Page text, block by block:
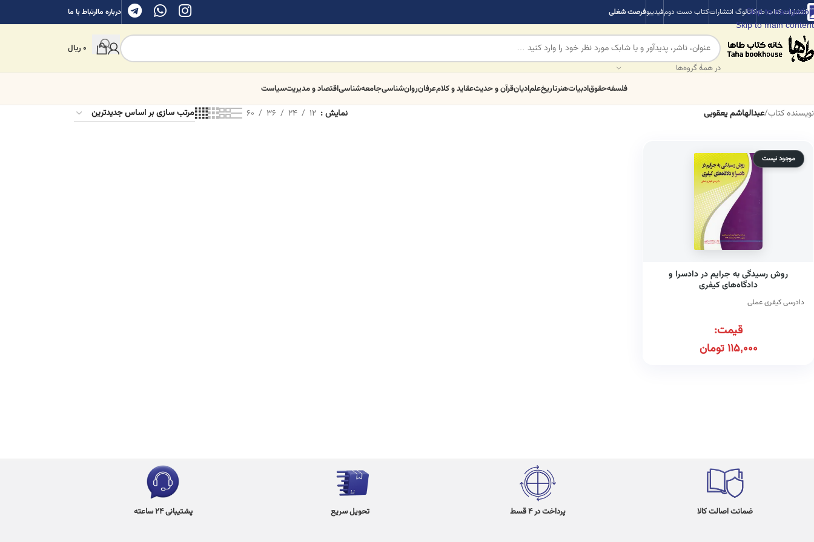
Skip to navigation
Skip to main content
انتشارات کتاب طهکاتالوگ انتشاراتکتاب دست دومفیدیبوفرصت شغلی درباره ماارتباط با ما
در همهٔ گروه‌ها
0ریال
فلسفهحقوقادبیاتهنرتاریخعلمادیانقرآن و حدیثعقاید و کلامعرفانروان‌شناسیجامعه‌شناسیاقتصاد و مدیریتسیاست
نویسنده کتاب/عبدالهاشم یعقوبی نمایش 12
24
36
60
موجود نیست
روش رسیدگی به جرایم در دادسرا و
دادگاه‌های کیفری
دادرسی کیفری عملی
قیمت:
115,000تومان
ضمانت اصالت کالا پرداخت در 4 قسط تحویل سریع پشتیبانی 24 ساعته